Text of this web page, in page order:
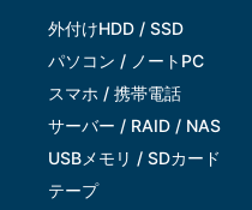
外付けHDD / SSD
パソコン / ノートPC
スマホ / 携帯電話
サーバー / RAID / NAS
USBメモリ / SDカード
テープ